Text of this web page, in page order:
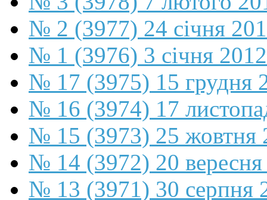
№ 2 (3977) 24 січня
№ 1 (3976) 3 січня 2012
№ 17 (3975) 15 грудня
№ 16 (3974) 17
№ 15 (3973) 25 жовтня
№ 14 (3972) 20 вересня
№ 13 (3971) 30 серпня